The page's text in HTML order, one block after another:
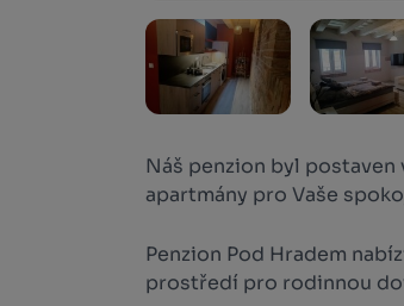
Náš penzion byl postaven
apartmány pro Vaše
Penzion Pod Hradem
prostředí pro rodinnou